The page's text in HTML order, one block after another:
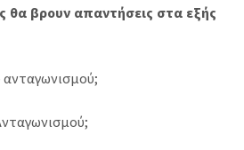
θα βρουν απαντήσεις στα εξής
ανταγωνισμού;